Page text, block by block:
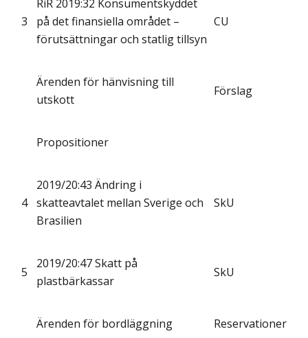
3
RiR 2019:32 Konsumentskyddet
på det finansiella området –
förutsättningar och statlig tillsyn
CU
Ärenden för hänvisning till
utskott
Förslag
Propositioner
4
2019/20:43 Ändring i
skatteavtalet mellan Sverige och
Brasilien
SkU
5
2019/20:47 Skatt på
plastbärkassar
SkU
Ärenden för bordläggning Reservationer